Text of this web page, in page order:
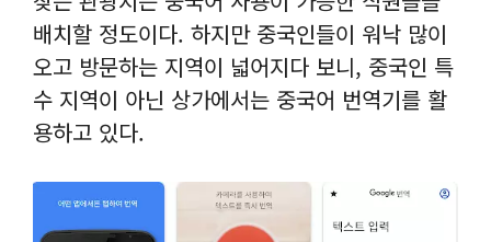
배치할 정도이다. 하지만 중국인들이 워낙 많이
오고 방문하는 지역이 넓어지다 보니, 중국인 특
수 지역이 아닌 상가에서는 중국어 번역기를 활
용하고 있다.